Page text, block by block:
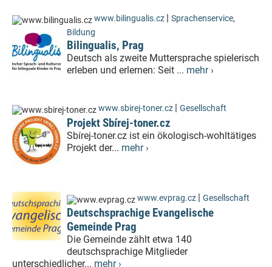
www.bilingualis.cz | Sprachenservice,
Bildung
Bilingualis, Prag
Deutsch als zweite Muttersprache spielerisch
erleben und erlernen: Seit ... mehr ›
www.sbirej-toner.cz | Gesellschaft
Projekt Sbírej-toner.cz
Sbírej-toner.cz ist ein ökologisch-wohltätiges
Projekt der... mehr ›
www.evprag.cz | Gesellschaft
Deutschsprachige Evangelische
Gemeinde Prag
Die Gemeinde zählt etwa 140
deutschsprachige Mitglieder
unterschiedlicher... mehr ›